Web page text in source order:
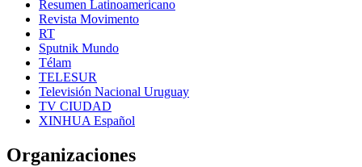
Resumen Latinoamericano
Revista Movimento
RT
Sputnik Mundo
Télam
TELESUR
Televisión Nacional Uruguay
TV CIUDAD
XINHUA Español
Organizaciones